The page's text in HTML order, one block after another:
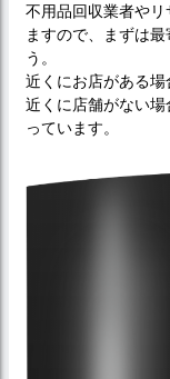
不用品回収業者や
ますので、まずは
う。
近くにお店がある場
近くに店舗がない
っています。